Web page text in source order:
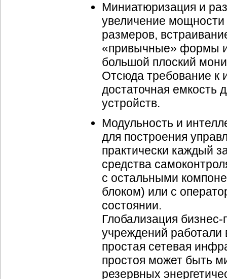
Миниатюризация и
увеличение
размеров,
«привычные» формы
большой плоский
Отсюда требование к
достаточная емкость
устройств.
Модульность и
для построения
практически каждый
средства
с остальными
блоком) или с
состоянии.
Глобализация
учреждений работали
простая сетевая
простоя может быть
резервных